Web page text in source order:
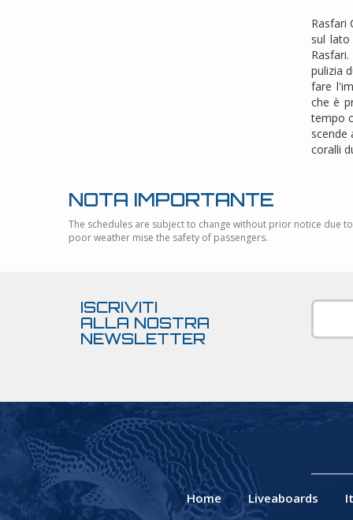
Rasfari
sul
pulizia
fare
che è
tempo
scende
coralli
NOTA IMPORTANTE
The schedules are subject to change without prior notice due
poor weather mise the safety of passengers.
ISCRIVITI
ALLA NOSTRA
NEWSLETTER
Home Liveaboards